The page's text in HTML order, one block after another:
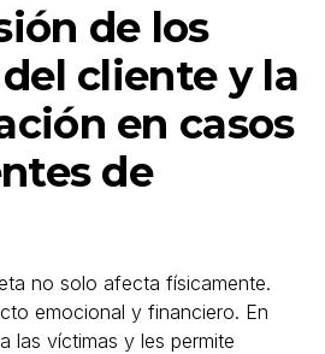
de los
cliente y la
en casos
de
no solo afecta físicamente.
emocional y financiero. En
las víctimas y les permite